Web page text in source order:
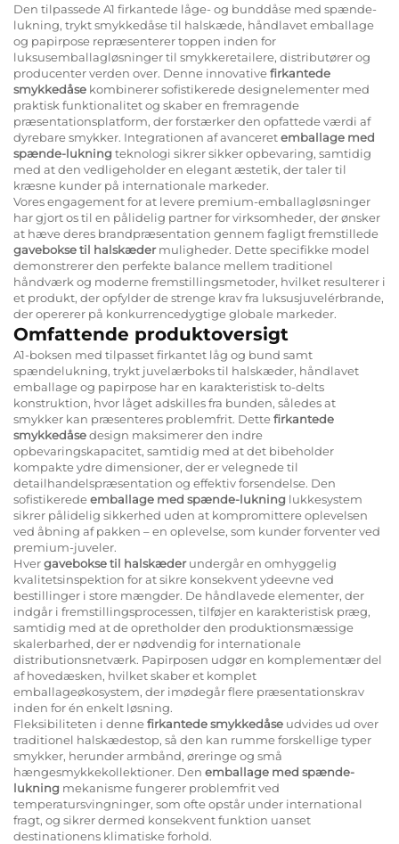
Den tilpassede A1 firkantede låge- og bunddåse med spænde-
lukning, trykt smykkedåse til halskæde, håndlavet emballage
og papirpose repræsenterer toppen inden for
luksusemballagløsninger til smykkeretailere, distributører og
producenter verden over. Denne innovativefirkantede
smykkedåse kombinerer sofistikerede designelementer med
praktisk funktionalitet og skaber en fremragende
præsentationsplatform, der forstærker den opfattede værdi af
dyrebare smykker. Integrationen af avanceretemballage med
spænde-lukningteknologi sikrer sikker opbevaring, samtidig
med at den vedligeholder en elegant æstetik, der taler til
kræsne kunder på internationale markeder.
Vores engagement for at levere premium-emballagløsninger
har gjort os til en pålidelig partner for virksomheder, der ønsker
at hæve deres brandpræsentation gennem fagligt fremstillede
gavebokse til halskædermuligheder. Dette specifikke model
demonstrerer den perfekte balance mellem traditionel
håndværk og moderne fremstillingsmetoder, hvilket resulterer i
et produkt, der opfylder de strenge krav fra luksusjuvelérbrande,
der opererer på konkurrencedygtige globale markeder.
Omfattende produktoversigt
A1-boksen med tilpasset firkantet låg og bund samt
spændelukning, trykt juvelærboks til halskæder, håndlavet
emballage og papirpose har en karakteristisk to-delts
konstruktion, hvor låget adskilles fra bunden, således at
smykker kan præsenteres problemfrit. Dettefirkantede
smykkedåsedesign maksimerer den indre
opbevaringskapacitet, samtidig med at det bibeholder
kompakte ydre dimensioner, der er velegnede til
detailhandelspræsentation og effektiv forsendelse. Den
sofistikeredeemballage med spænde-lukning lukkesystem
sikrer pålidelig sikkerhed uden at kompromittere oplevelsen
ved åbning af pakken – en oplevelse, som kunder forventer ved
premium-juveler.
Hvergavebokse til halskæderundergår en omhyggelig
kvalitetsinspektion for at sikre konsekvent ydeevne ved
bestillinger i store mængder. De håndlavede elementer, der
indgår i fremstillingsprocessen, tilføjer en karakteristisk præg,
samtidig med at de opretholder den produktionsmæssige
skalerbarhed, der er nødvendig for internationale
distributionsnetværk. Papirposen udgør en komplementær del
af hovedæsken, hvilket skaber et komplet
emballageøkosystem, der imødegår flere præsentationskrav
inden for én enkelt løsning.
Fleksibiliteten i dennefirkantede smykkedåse udvides ud over
traditionel halskædestop, så den kan rumme forskellige typer
smykker, herunder armbånd, øreringe og små
hængesmykkekollektioner. Den emballage med spænde-
lukning mekanisme fungerer problemfrit ved
temperatursvingninger, som ofte opstår under international
fragt, og sikrer dermed konsekvent funktion uanset
destinationens klimatiske forhold.